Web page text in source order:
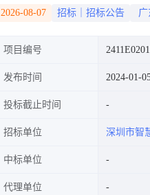
2026-08-07 招标｜招标公告 广
项目编号
发布时间 2024-01-
投标截止时间
招标单位 深圳市智
中标单位
代理单位